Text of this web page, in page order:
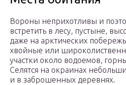
Вороны неприхотливы и
встретить в лесу, пустыне,
даже на арктических
хвойные или
участки около водоемов,
Селятся на окраинах
и в заброшенных деревнях.